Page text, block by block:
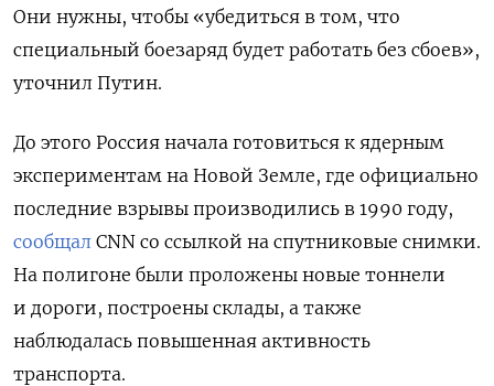
Они нужны, чтобы «убедиться в том, что
специальный боезаряд будет работать без сбоев»,
уточнил Путин.
До этого Россия начала готовиться к ядерным
экспериментам на Новой Земле, где официально
последние взрывы производились в 1990 году,
сообщал CNN со ссылкой на спутниковые снимки.
На полигоне были проложены новые тоннели
и дороги, построены склады, а также
наблюдалась повышенная активность
транспорта.